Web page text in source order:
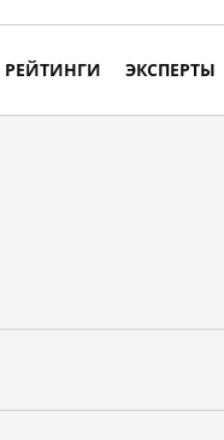
РЕЙТИНГИ ЭКСПЕРТЫ